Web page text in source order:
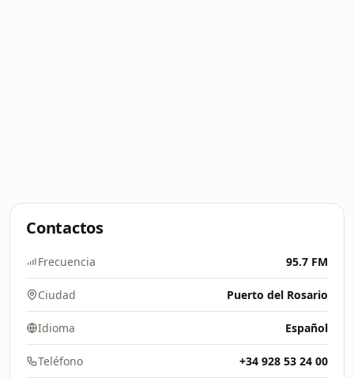
Contactos
Frecuencia 95.7 FM
Ciudad Puerto del Rosario
Idioma Español
Teléfono +34 928 53 24 00